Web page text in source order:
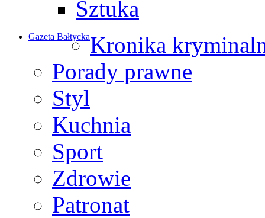
Sztuka
Gazeta BałtyckaKronika
Porady prawne
Styl
Kuchnia
Sport
Zdrowie
Patronat